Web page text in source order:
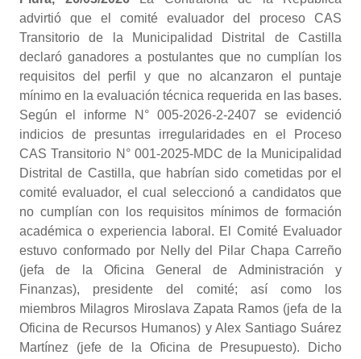
advirtió que el comité evaluador del proceso CAS
Transitorio de la Municipalidad Distrital de Castilla
declaró ganadores a postulantes que no cumplían los
requisitos del perfil y que no alcanzaron el puntaje
mínimo en la evaluación técnica requerida en las bases.
Según el informe N° 005-2026-2-2407 se evidenció
indicios de presuntas irregularidades en el Proceso
CAS Transitorio N° 001-2025-MDC de la Municipalidad
Distrital de Castilla, que habrían sido cometidas por el
comité evaluador, el cual seleccionó a candidatos que
no cumplían con los requisitos mínimos de formación
académica o experiencia laboral. El Comité Evaluador
estuvo conformado por Nelly del Pilar Chapa Carreño
(jefa de la Oficina General de Administración y
Finanzas), presidente del comité; así como los
miembros Milagros Miroslava Zapata Ramos (jefa de la
Oficina de Recursos Humanos) y Alex Santiago Suárez
Martínez (jefe de la Oficina de Presupuesto). Dicho